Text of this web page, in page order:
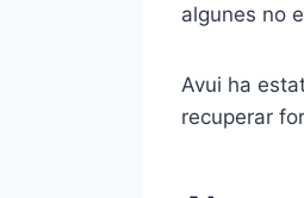
algunes no
Avui ha
recuperar